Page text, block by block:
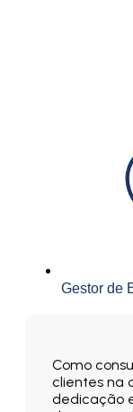
Gestor de
Como
clientes na
dedicação